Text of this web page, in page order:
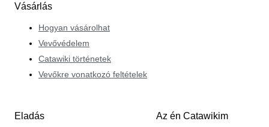
Vásárlás
Hogyan vásárolhat
Vevővédelem
Catawiki történetek
Vevőkre vonatkozó feltételek
Eladás Az én Catawikim